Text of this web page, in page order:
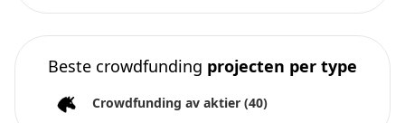
Beste crowdfunding projecten per type
Crowdfunding av aktier (40)